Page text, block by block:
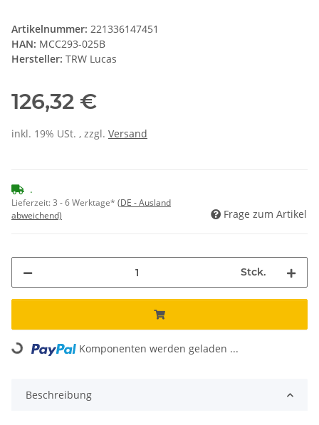
Artikelnummer: 221336147451
HAN: MCC293-025B
Hersteller: TRW Lucas
126,32 €
inkl. 19% USt. , zzgl. Versand
.
Lieferzeit:3 - 6 Werktage* (DE - Ausland
abweichend)
Frage zum Artikel
Stck.
Loading... Komponenten werden geladen ...
Beschreibung